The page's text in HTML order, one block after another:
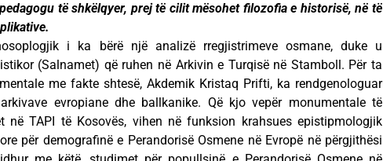
të shkëlqyer, prej të cilit mësohet filozofia e historisë, në të
i ka bërë një analizë rregjistrimeve osmane, duke u
(Salnamet) që ruhen në Arkivin e Turqisë në Stamboll. Për ta
me fakte shtesë, Akdemik Kristaq Prifti, ka rendgenologuar
evropiane dhe ballkanike. Që kjo vepër monumentale të
në TAPI të Kosovës, vihen në funksion krahsues epistipmologjik
për demografinë e Perandorisë Osmene në Evropë në përgjithësi